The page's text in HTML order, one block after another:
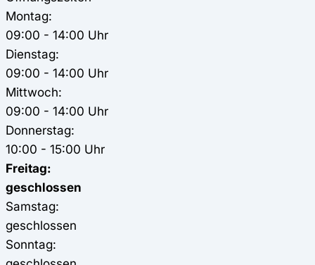
Montag:
09:00 - 14:00 Uhr
Dienstag:
09:00 - 14:00 Uhr
Mittwoch:
09:00 - 14:00 Uhr
Donnerstag:
10:00 - 15:00 Uhr
Freitag:
geschlossen
Samstag:
geschlossen
Sonntag: